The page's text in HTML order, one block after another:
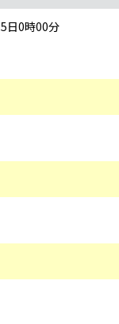
日0時00分